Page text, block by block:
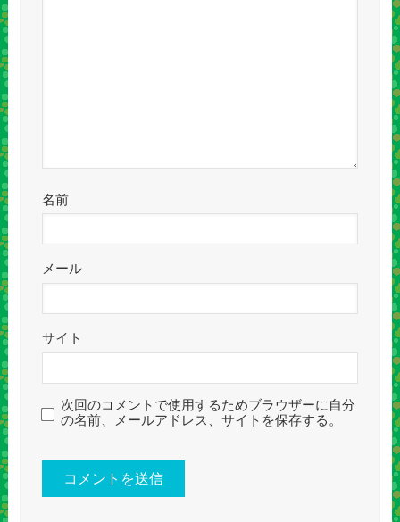
名前
メール
サイト
次回のコメントで使用するためブラウザーに自分
の名前、メールアドレス、サイトを保存する。